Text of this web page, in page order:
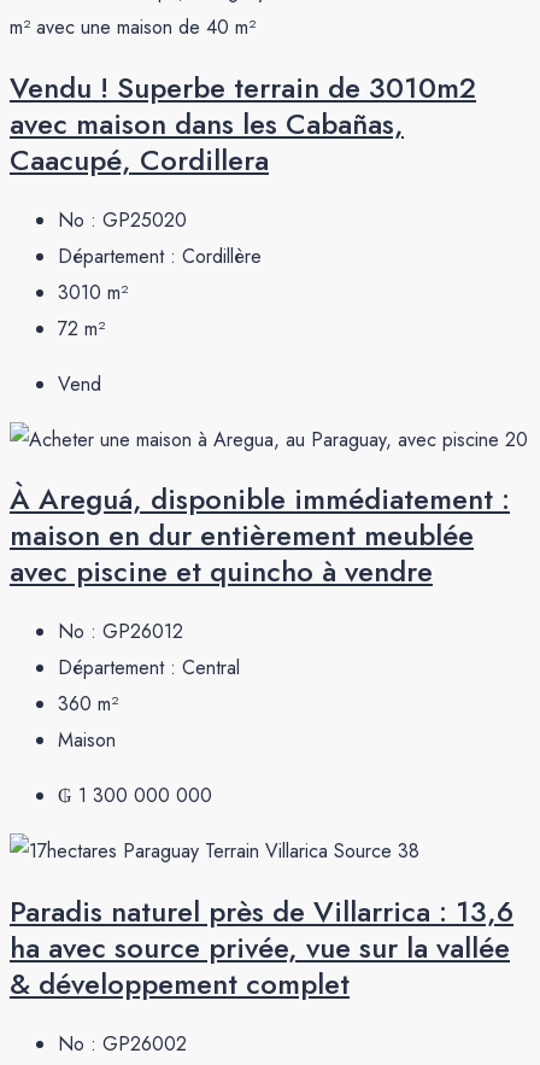
Vendu ! Superbe terrain de 3010m2
avec maison dans les Cabañas,
Caacupé, Cordillera
No : GP25020
Département : Cordillère
3010 m²
72 m²
Vend
À Areguá, disponible immédiatement :
maison en dur entièrement meublée
avec piscine et quincho à vendre
No : GP26012
Département : Central
360 m²
Maison
₲ 1 300 000 000
Paradis naturel près de Villarrica : 13,6
ha avec source privée, vue sur la vallée
& développement complet
No : GP26002